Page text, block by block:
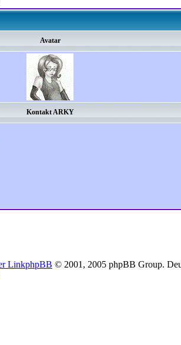
Avatar
Kontakt ARKY
phpBB © 2001, 2005 phpBB Group.